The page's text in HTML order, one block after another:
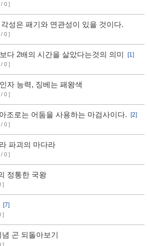
/ 0 ]
성은 패기와 연관성이 있을 것이다.
/ 0 ]
다 2배의 시간을 살았다는것의 의미
[1]
/ 0 ]
자 능력, 징베는 패왕색
/ 0 ]
조로는 어둠을 사용하는 마검사이다.
[2]
/ 0 ]
파괴의 마다라
/ 0 ]
정통한 국왕
]
[7]
]
곤 되돌아보기
]